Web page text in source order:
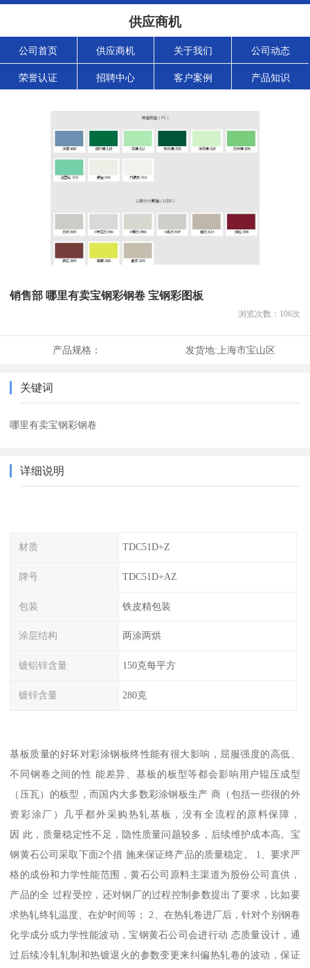
供应商机
公司首页 供应商机 关于我们 公司动态
荣誉认证 招聘中心 客户案例 产品知识
销售部 哪里有卖宝钢彩钢卷 宝钢彩图板
浏览次数： 106次
产品规格： 发货地: 上海市宝山区
关键词
哪里有卖宝钢彩钢卷
详细说明
材质 TDC51D+Z
牌号 TDC51D+AZ
包装 铁皮精包装
涂层结构 两涂两烘
镀铝锌含量 150克每平方
镀锌含量 280克
基板质量的好坏对彩涂钢板终性能有很大影响，屈服强度的高低、
不同钢卷之间的性 能差异、基板的板型等都会影响用户辊压成型
（压瓦）的板型，而国内大多数彩涂钢板生产 商（包括一些很的外
资彩涂厂）几乎都外采购热轧基板，没有全流程的原料保障，
因 此，质量稳定性不足，隐性质量问题较多，后续维护成本高。宝
钢黄石公司采取下面2个措 施来保证终产品的质量稳定。 1、要求严
格的成份和力学性能范围，黄石公司原料主渠道为股份公司直供，
产品的全 过程受控，还对钢厂的过程控制参数提出了要求，比如要
求热轧终轧温度、在炉时间等； 2、在热轧卷进厂后，针对个别钢卷
化学成分或力学性能波动，宝钢黄石公司会进行动 态质量设计，通
过后续冷轧轧制和热镀退火的参数变更来纠偏热轧卷的波动，保证